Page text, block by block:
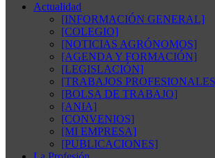
Actualidad
[INFORMACIÓN GENERAL]
[COLEGIO]
[NOTICIAS AGRÓNOMOS]
[AGENDA Y FORMACIÓN]
[LEGISLACIÓN]
[TRABAJOS
[BOLSA DE TRABAJO]
[ANIA]
[CONVENIOS]
[MI EMPRESA]
[PUBLICACIONES]